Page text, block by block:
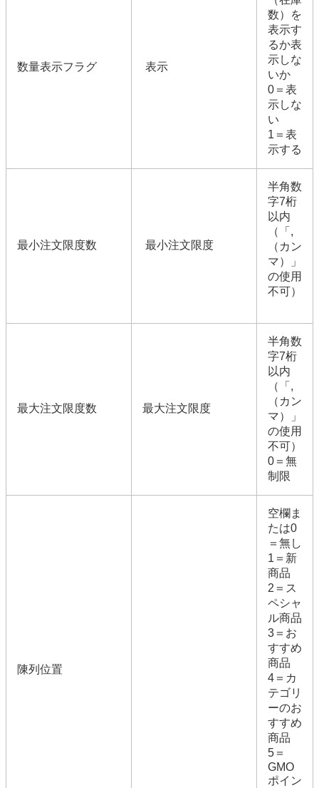
数量表示フラグ 表示
数）を
表示す
るか表
示しな
いか
0＝表
示しな
い
1＝表
示する
最小注文限度数 最小注文限度
半角数
字7桁
以内
（「,
（カン
マ）」
の使用
不可）
最大注文限度数 最大注文限度
半角数
字7桁
以内
（「,
（カン
マ）」
の使用
不可）
0＝無
制限
陳列位置
空欄ま
たは0
＝無し
1＝新
商品
2＝ス
ペシャ
ル商品
3＝お
すすめ
商品
4＝カ
テゴリ
ーのお
すすめ
商品
5＝
GMO
ポイン